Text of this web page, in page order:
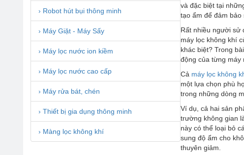
› Robot hút bụi thông minh
› Máy Giặt - Máy Sấy
› Máy lọc nước ion kiềm
› Máy lọc nước cao cấp
› Máy rửa bát, chén
› Thiết bị gia dụng thông minh
› Màng lọc không khí
và đặc biệt tại
tạo ẩm để đảm bảo
Rất nhiều người sử
máy lọc không khí
khác biệt? Trong
động của từng máy
Cả máy lọc không
một lựa chọn phù
trong những dòng
Ví dụ, cả hai sản
trường không gian
này có thể loại bỏ
sung độ ẩm cho
thuyên giảm.